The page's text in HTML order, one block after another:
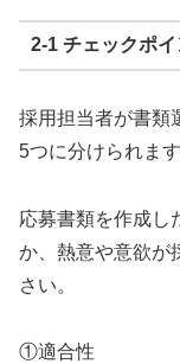
2-1 チェックポ
採用担当者が書類
5つに分けられます
応募書類を作成し
か、熱意や意欲が
さい。
①適合性